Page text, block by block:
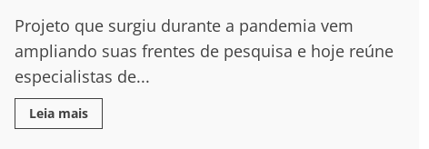
Projeto que surgiu durante a pandemia vem
ampliando suas frentes de pesquisa e hoje reúne
especialistas de...
Leia mais